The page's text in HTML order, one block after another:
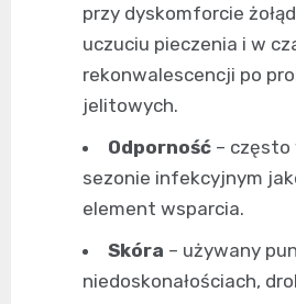
przy dyskomforcie
uczuciu pieczenia i w
rekonwalescencji po
jelitowych.
Odporność – często
sezonie infekcyjnym
element wsparcia.
Skóra – używany
niedoskonałościach,